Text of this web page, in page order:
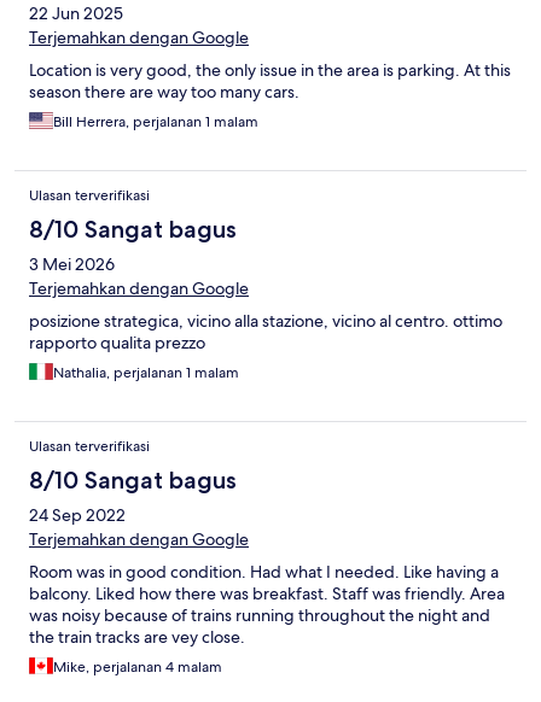
22 Jun 2025
Terjemahkan dengan Google
Location is very good, the only issue in the area is parking. At this
season there are way too many cars.
Bill Herrera, perjalanan 1 malam
Ulasan terverifikasi
8/10 Sangat bagus
3 Mei 2026
Terjemahkan dengan Google
posizione strategica, vicino alla stazione, vicino al centro. ottimo
rapporto qualita prezzo
Nathalia, perjalanan 1 malam
Ulasan terverifikasi
8/10 Sangat bagus
24 Sep 2022
Terjemahkan dengan Google
Room was in good condition. Had what I needed. Like having a
balcony. Liked how there was breakfast. Staff was friendly. Area
was noisy because of trains running throughout the night and
the train tracks are vey close.
Mike, perjalanan 4 malam